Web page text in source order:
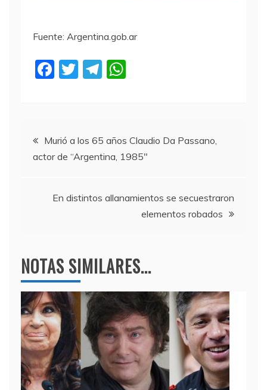
Fuente: Argentina.gob.ar
F
b
o
k
T
T
a
m
A
p
Navegación
de
entradas
Murió a los 65 años Claudio Da Passano,
actor de “Argentina, 1985″
En distintos allanamientos se secuestraron
elementos robados
NOTAS SIMILARES...